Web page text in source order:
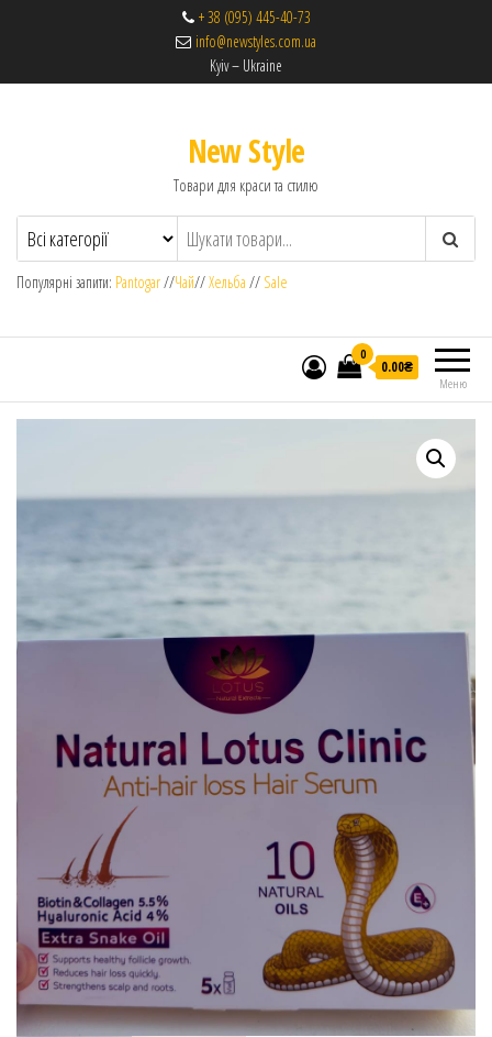
+ 38 (095) 445-40-73
info@newstyles.com.ua
Kyiv – Ukraine
New Style
Товари для краси та стилю
Популярні запити: Pantogar//Чай//Хельба // Sale
Меню
0
0.00₴